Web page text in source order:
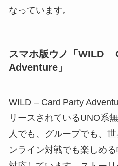
なっています。
スマホ版ウノ「WILD –
Adventure」
WILD – Card Party
リースされているUNO系
人でも、グループでも、
ンライン対戦でも楽しめ